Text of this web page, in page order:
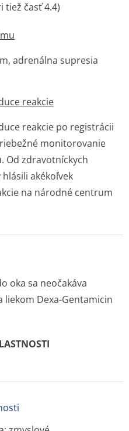
tiež časť 4.4)
adrenálna supresia
reakcie
reakcie po registrácii
monitorovanie
Od zdravotníckych
akékoľvek
na národné centrum
oka sa neočakáva
liekom Dexa-Gentamicin